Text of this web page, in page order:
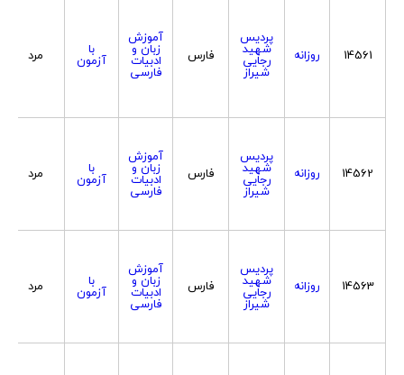
14561 روزانه
پردیس
شهید
رجایی
شیراز
فارس
آموزش
زبان و
ادبیات
فارسی
با
آزمون مرد
14562 روزانه
پردیس
شهید
رجایی
شیراز
فارس
آموزش
زبان و
ادبیات
فارسی
با
آزمون مرد
14563 روزانه
پردیس
شهید
رجایی
شیراز
فارس
آموزش
زبان و
ادبیات
فارسی
با
آزمون مرد